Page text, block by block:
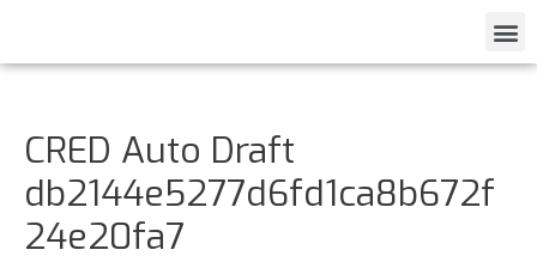
CRED Auto Draft
db2144e5277d6fd1ca8b672f
24e20fa7